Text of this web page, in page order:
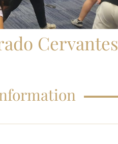
Cervantes